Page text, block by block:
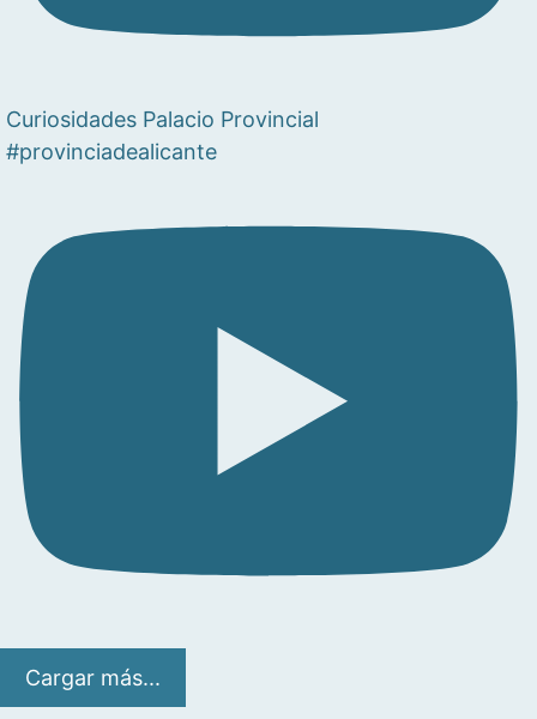
Curiosidades Palacio Provincial
#provinciadealicante
Cargar más...